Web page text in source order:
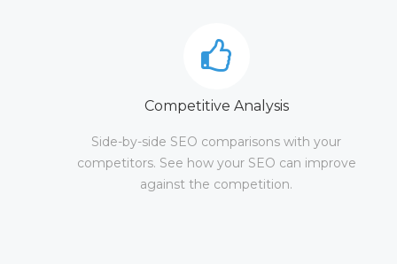
Competitive Analysis
Side-by-side SEO comparisons with your
competitors. See how your SEO can improve
against the competition.